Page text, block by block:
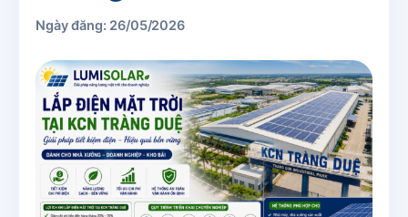
Ngày đăng: 26/05/2026